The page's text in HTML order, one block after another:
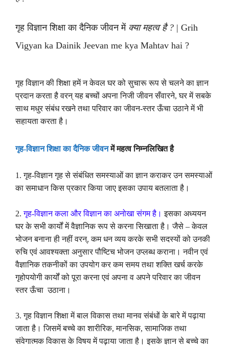
गृह विज्ञान शिक्षा का दैनिक जीवन में क्या महत्व है? | Grih
Vigyan ka Dainik Jeevan me kya Mahtav hai ?
गृह विज्ञान की शिक्षा हमें न केवल घर को सुचारू रूप से चलने का ज्ञान
प्रदान करता है वरन् यह बच्चों अपना निजी जीवन सँवारने,घर में सबके
साथ मधुर संबंध रखने तथा परिवार का जीवन-स्तर ऊँचा उठाने में भी
सहायता करता है।
गृह-विज्ञान शिक्षा का दैनिक जीवन में महत्व निम्नलिखित है
1.गृह-विज्ञान गृह से संबंधित समस्याओं का ज्ञान कराकर उन समस्याओं
का समाधान किस प्रकार किया जाए इसका उपाय बतलाता है।
2.गृह-विज्ञान कला और विज्ञान का अनोखा संगम है। इसका अध्ययन
घर के सभी कार्यों में वैज्ञानिक रूप से करना सिखाता है। जैसे – केवल
भोजन बनाना ही नहीं वरन्,कम धन व्यय करके सभी सदस्यों को उनकी
रुचि एवं आवश्यक्ता अनुसार पौष्टिच भोजन उप्लब्ध कराना। नवीन एवं
वैज्ञानिक तकनीकों का उपयोग कर कम समय तथा शक्ति खर्च करके
गृहोपयोगी कार्यों को पूरा करना एवं अपना व अपने परिवार का जीवन
स्तर ऊँचा उठाना।
3.गृह विज्ञान शिक्षा में बाल विकास तथा मानव संबंधों के बारे में पढ़ाया
जाता है। जिसमें बच्चे का शारीरिक,मानसिक,सामाजिक तथा
संवेगात्मक विकास के विषय में पढ़ाया जाता है। इसके ज्ञान से बच्चे का